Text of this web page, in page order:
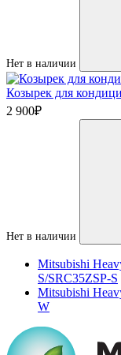
Нет в наличии
Козырек для
2 900₽
Нет в наличии
Mitsubishi
S/SRC35ZSP-S
Mitsubishi
W